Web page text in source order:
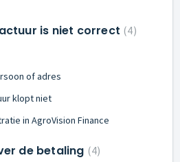
is niet correct 4
of adres
klopt niet
in AgroVision Finance
de betaling 4